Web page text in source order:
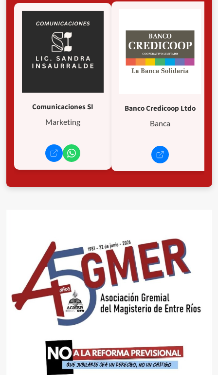
Comunicaciones SI
Marketing
Banco Credicoop Ltdo
Banca